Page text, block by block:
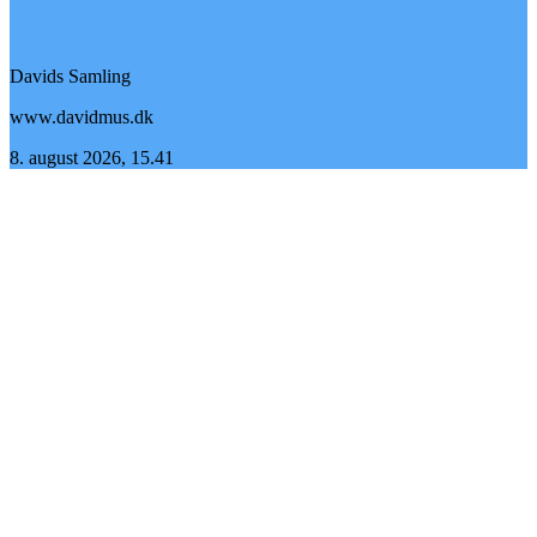
Davids Samling
www.davidmus.dk
8. august 2026, 15.41